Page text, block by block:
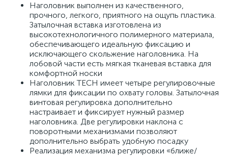
Наголовник выполнен из качественного,
прочного, легкого, приятного на ощупь пластика.
Затылочная вставка изготовлена из
высокотехнологичного полимерного материала,
обеспечивающего идеальную фиксацию и
исключающего скольжение наголовника. На
лобовой части есть мягкая тканевая вставка для
комфортной носки
Наголовник TECH имеет четыре регулировочные
лямки для фиксации по охвату головы. Затылочная
винтовая регулировка дополнительно
настраивает и фиксирует нужный размер
наголовника. Две регулировки наклона с
поворотными механизмами позволяют
дополнительно выбрать удобную посадку
Реализация механизма регулировки «ближе/